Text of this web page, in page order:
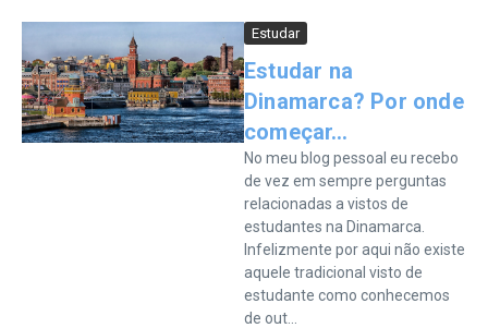
Estudar
Estudar na
Dinamarca? Por onde
começar…
No meu blog pessoal eu recebo
de vez em sempre perguntas
relacionadas a vistos de
estudantes na Dinamarca.
Infelizmente por aqui não existe
aquele tradicional visto de
estudante como conhecemos
de out...